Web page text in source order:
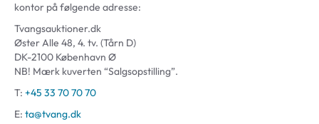
kontor på følgende adresse:
Tvangsauktioner.dk
Øster Alle 48, 4. tv. (Tårn D)
DK-2100 København Ø
NB! Mærk kuverten “Salgsopstilling”.
T: +45 33 70 70 70
E: ta@tvang.dk